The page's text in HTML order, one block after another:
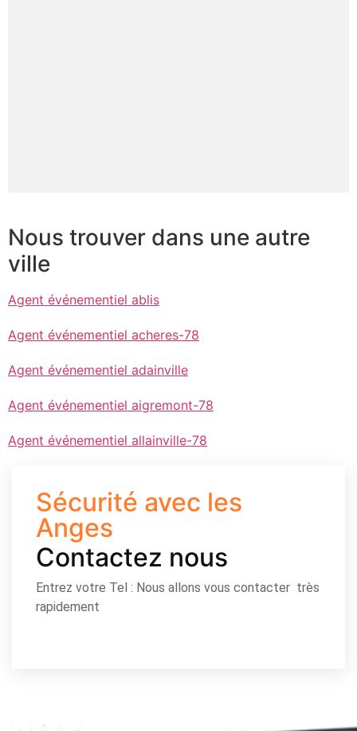
Nous trouver dans une autre
ville
Agent événementiel ablis
Agent événementiel acheres-78
Agent événementiel adainville
Agent événementiel aigremont-78
Agent événementiel allainville-78
Sécurité avec les
Anges
Contactez nous
Entrez votre Tel : Nous allons vous contacter très
rapidement